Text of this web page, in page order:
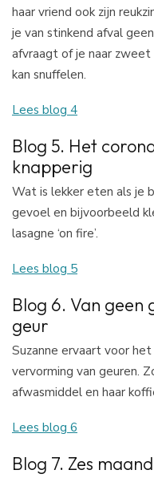
haar vriend ook zijn
je van stinkend afval
afvraagt of je naar
kan snuffelen.
Lees blog 4
Blog 5. Het
knapperig
Wat is lekker eten als je
gevoel en bijvoorbeeld
lasagne ‘on fire’.
Lees blog 5
Blog 6. Van
geur
Suzanne ervaart voor het
vervorming van geuren.
afwasmiddel en haar
Lees blog 6
Blog 7. Zes